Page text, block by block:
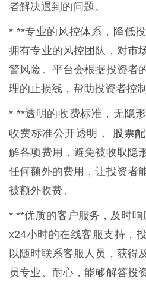
者解决遇到的问题。
* **专业的风控体系，降低
拥有专业的风控团队，对市
警风险。平台会根据投资者
理的止损线，帮助投资者控
* **透明的收费标准，无隐
收费标准公开透明，
股票
解各项费用，避免被收取隐
任何额外的费用，让投资者
被额外收费。
* **优质的客户服务，及时
x24小时的在线客服支持，
以随时联系客服人员，获得
员专业、耐心，能够解答投